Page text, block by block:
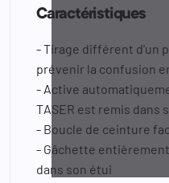
Caractéristiques
- Tirage différent d'un
prévenir la confusion
- Active
TASER est remis dans
- Boucle de ceinture
- Gâchette
dans son étui